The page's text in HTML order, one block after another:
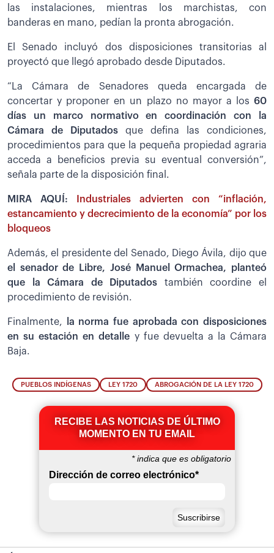
las instalaciones, mientras los marchistas, con
banderas en mano, pedían la pronta abrogación.
El Senado incluyó dos disposiciones transitorias al
proyectó que llegó aprobado desde Diputados.
“La Cámara de Senadores queda encargada de
concertar y proponer en un plazo no mayor a los 60
días un marco normativo en coordinación con la
Cámara de Diputados que defina las condiciones,
procedimientos para que la pequeña propiedad agraria
acceda a beneficios previa su eventual conversión”,
señala parte de la disposición final.
MIRA AQUÍ:
Industriales advierten con “inflación,
estancamiento y decrecimiento de la economía” por los
bloqueos
Además, el presidente del Senado, Diego Ávila, dijo que
el senador de Libre, José Manuel Ormachea, planteó
que la Cámara de Diputados también coordine el
procedimiento de revisión.
Finalmente, la norma fue aprobada con disposiciones
en su estación en detalle y fue devuelta a la Cámara
Baja.
PUEBLOS INDÍGENAS LEY 1720 ABROGACIÓN DE LA LEY 1720
RECIBE LAS NOTICIAS DE ÚLTIMO
MOMENTO EN TU EMAIL
*indica que es obligatorio
Dirección de correo electrónico*